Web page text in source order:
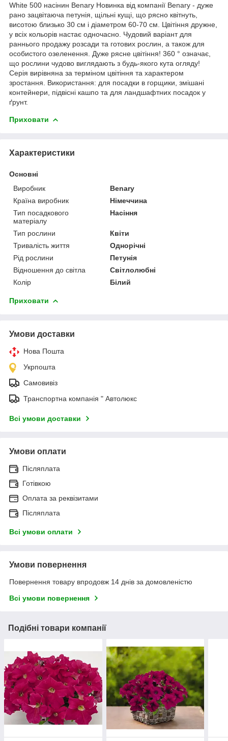
White 500 насінин Benary Новинка від компанії Benary - дуже
рано зацвітаюча петунія, щільні кущі, що рясно квітнуть,
висотою близько 30 см і діаметром 60-70 см. Цвітіння дружне,
у всіх кольорів настає одночасно. Чудовий варіант для
раннього продажу розсади та готових рослин, а також для
особистого озеленення. Дуже рясне цвітіння! 360 ° означає,
що рослини чудово виглядають з будь-якого кута огляду!
Серія вирівняна за терміном цвітіння та характером
зростання. Використання: для посадки в горщики, змішані
контейнери, підвісні кашпо та для ландшафтних посадок у
ґрунт.
Приховати
Характеристики
Основні
Виробник
Benary
Країна виробник
Німеччина
Тип посадкового
матеріалу
Насіння
Тип рослини
Квіти
Тривалість життя
Однорічні
Рід рослини
Петунія
Відношення до світла
Світлолюбні
Колір
Білий
Приховати
Умови доставки
Нова Пошта
Укрпошта
Самовивіз
Транспортна компанія " Автолюкс
Всі умови доставки
Умови оплати
Післяплата
Готівкою
Оплата за реквізитами
Післяплата
Всі умови оплати
Умови повернення
Повернення товару впродовж 14 днів за домовленістю
Всі умови повернення
Подібні товари компанії